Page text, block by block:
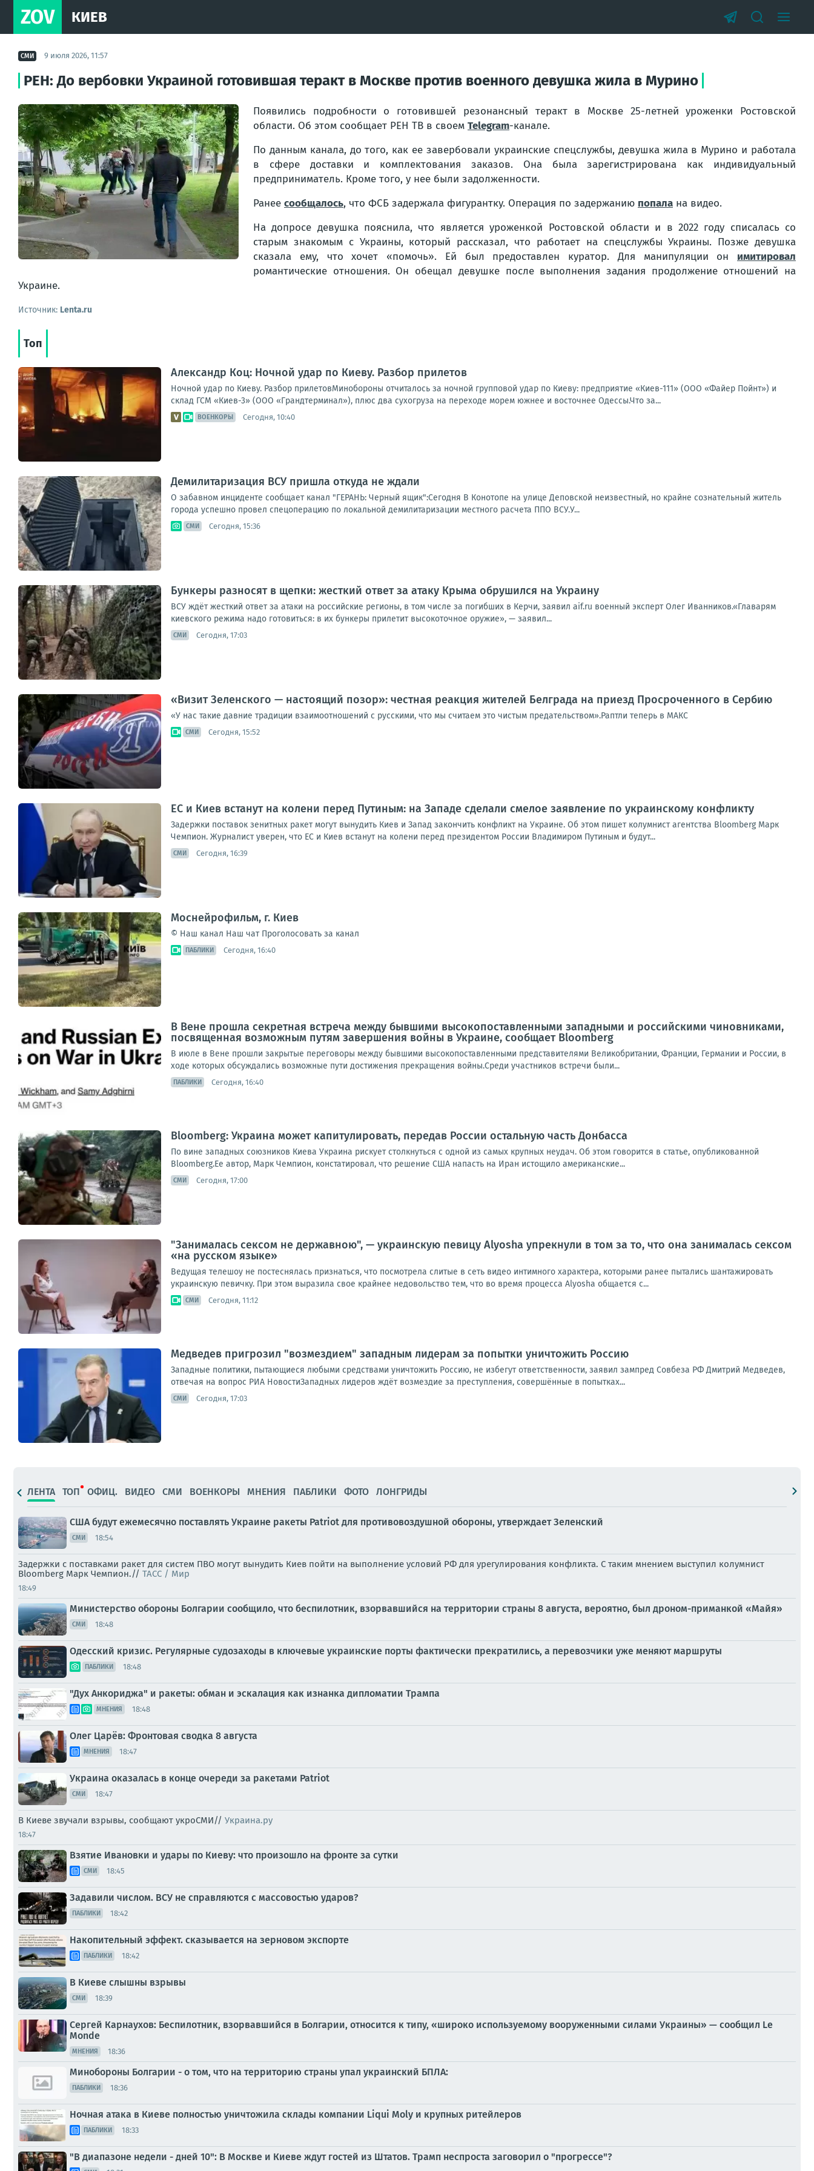
ZOV КИЕВ
СМИ 9 июля 2026, 11:57
РЕН: До вербовки Украиной готовившая теракт в Москве против военного девушка жила в Мурино
Появились подробности о готовившей резонансный теракт в Москве 25-летней уроженки Ростовской
области. Об этом сообщает РЕН ТВ в своем Telegram-канале.
По данным канала, до того, как ее завербовали украинские спецслужбы, девушка жила в Мурино и работала
в сфере доставки и комплектования заказов. Она была зарегистрирована как индивидуальный
предприниматель. Кроме того, у нее были задолженности.
Ранее сообщалось, что ФСБ задержала фигурантку. Операция по задержанию попала на видео.
На допросе девушка пояснила, что является уроженкой Ростовской области и в 2022 году списалась со
старым знакомым с Украины, который рассказал, что работает на спецслужбы Украины. Позже девушка
сказала ему, что хочет «помочь». Ей был предоставлен куратор. Для манипуляции он имитировал
романтические отношения. Он обещал девушке после выполнения задания продолжение отношений на
Украине.
Источник: Lenta.ru
Топ
Александр Коц: Ночной удар по Киеву. Разбор прилетов
Ночной удар по Киеву. Разбор прилетовМинобороны отчиталось за ночной групповой удар по Киеву: предприятие «Киев-111» (ООО «Файер Пойнт») и
склад ГСМ «Киев-3» (ООО «Грандтерминал»), плюс два сухогруза на переходе морем южнее и восточнее Одессы.Что за...
ВОЕНКОРЫ Сегодня, 10:40
Демилитаризация ВСУ пришла откуда не ждали
О забавном инциденте сообщает канал "ГЕРАНЬ: Черный ящик":Сегодня В Конотопе на улице Деповской неизвестный, но крайне сознательный житель
города успешно провел спецоперацию по локальной демилитаризации местного расчета ППО ВСУ.У...
СМИ Сегодня, 15:36
Бункеры разносят в щепки: жесткий ответ за атаку Крыма обрушился на Украину
ВСУ ждёт жесткий ответ за атаки на российские регионы, в том числе за погибших в Керчи, заявил aif.ru военный эксперт Олег Иванников.«Главарям
киевского режима надо готовиться: в их бункеры прилетит высокоточное оружие», — заявил...
СМИ Сегодня, 17:03
«Визит Зеленского — настоящий позор»: честная реакция жителей Белграда на приезд Просроченного в Сербию
«У нас такие давние традиции взаимоотношений с русскими, что мы считаем это чистым предательством».Раптли теперь в МАКС
СМИ Сегодня, 15:52
ЕС и Киев встанут на колени перед Путиным: на Западе сделали смелое заявление по украинскому конфликту
Задержки поставок зенитных ракет могут вынудить Киев и Запад закончить конфликт на Украине. Об этом пишет колумнист агентства Bloomberg Марк
Чемпион. Журналист уверен, что ЕС и Киев встанут на колени перед президентом России Владимиром Путиным и будут...
СМИ Сегодня, 16:39
Моснейрофильм, г. Киев
© Наш канал Наш чат Проголосовать за канал
ПАБЛИКИ Сегодня, 16:40
В Вене прошла секретная встреча между бывшими высокопоставленными западными и российскими чиновниками,
посвященная возможным путям завершения войны в Украине, сообщает Bloomberg
В июле в Вене прошли закрытые переговоры между бывшими высокопоставленными представителями Великобритании, Франции, Германии и России, в
ходе которых обсуждались возможные пути достижения прекращения войны.Среди участников встречи были...
ПАБЛИКИ Сегодня, 16:40
Bloomberg: Украина может капитулировать, передав России остальную часть Донбасса
По вине западных союзников Киева Украина рискует столкнуться с одной из самых крупных неудач. Об этом говорится в статье, опубликованной
Bloomberg.Ее автор, Марк Чемпион, констатировал, что решение США напасть на Иран истощило американские...
СМИ Сегодня, 17:00
"Занималась сексом не державною", — украинскую певицу Alyosha упрекнули в том за то, что она занималась сексом
«на русском языке»
Ведущая телешоу не постеснялась признаться, что посмотрела слитые в сеть видео интимного характера, которыми ранее пытались шантажировать
украинскую певичку. При этом выразила свое крайнее недовольство тем, что во время процесса Alyosha общается с...
СМИ Сегодня, 11:12
Медведев пригрозил "возмездием" западным лидерам за попытки уничтожить Россию
Западные политики, пытающиеся любыми средствами уничтожить Россию, не избегут ответственности, заявил зампред Совбеза РФ Дмитрий Медведев,
отвечая на вопрос РИА НовостиЗападных лидеров ждёт возмездие за преступления, совершённые в попытках...
СМИ Сегодня, 17:03
ЛЕНТА ТОП ОФИЦ. ВИДЕО СМИ ВОЕНКОРЫ МНЕНИЯ ПАБЛИКИ ФОТО ЛОНГРИДЫ
США будут ежемесячно поставлять Украине ракеты Patriot для противовоздушной обороны, утверждает Зеленский
СМИ 18:54
Задержки с поставками ракет для систем ПВО могут вынудить Киев пойти на выполнение условий РФ для урегулирования конфликта. С таким мнением выступил колумнист
Bloomberg Марк Чемпион.// ТАСС / Мир
18:49
Министерство обороны Болгарии сообщило, что беспилотник, взорвавшийся на территории страны 8 августа, вероятно, был дроном-приманкой «Майя»
СМИ 18:48
Одесский кризис. Регулярные судозаходы в ключевые украинские порты фактически прекратились, а перевозчики уже меняют маршруты
ПАБЛИКИ 18:48
"Дух Анкориджа" и ракеты: обман и эскалация как изнанка дипломатии Трампа
МНЕНИЯ 18:48
Олег Царёв: Фронтовая сводка 8 августа
МНЕНИЯ 18:47
Украина оказалась в конце очереди за ракетами Patriot
СМИ 18:47
В Киеве звучали взрывы, сообщают укроСМИ// Украина.ру
18:47
Взятие Ивановки и удары по Киеву: что произошло на фронте за сутки
СМИ 18:45
Задавили числом. ВСУ не справляются с массовостью ударов?
ПАБЛИКИ 18:42
Накопительный эффект. сказывается на зерновом экспорте
ПАБЛИКИ 18:42
В Киеве слышны взрывы
СМИ 18:39
Сергей Карнаухов: Беспилотник, взорвавшийся в Болгарии, относится к типу, «широко используемому вооруженными силами Украины» — сообщил Le
Monde
МНЕНИЯ 18:36
Минобороны Болгарии - о том, что на территорию страны упал украинский БПЛА:
ПАБЛИКИ 18:36
Ночная атака в Киеве полностью уничтожила склады компании Liqui Moly и крупных ритейлеров
ПАБЛИКИ 18:33
"В диапазоне недели - дней 10": В Москве и Киеве ждут гостей из Штатов. Трамп неспроста заговорил о "прогрессе"?